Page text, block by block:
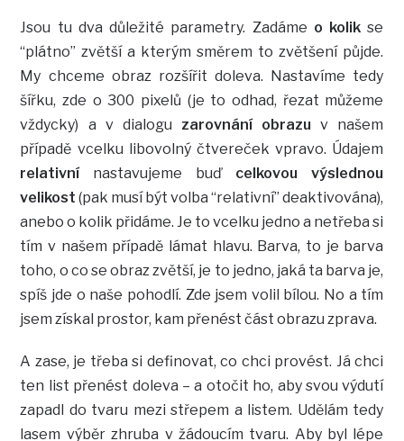
Jsou tu dva důležité parametry. Zadáme o kolik se
“plátno” zvětší a kterým směrem to zvětšení půjde.
My chceme obraz rozšířit doleva. Nastavíme tedy
šířku, zde o 300 pixelů (je to odhad, řezat můžeme
vždycky) a v dialogu zarovnání obrazu v našem
případě vcelku libovolný čtvereček vpravo. Údajem
relativnínastavujeme buď celkovou výslednou
velikost (pak musí být volba “relativní” deaktivována),
anebo o kolik přidáme. Je to vcelku jedno a netřeba si
tím v našem případě lámat hlavu. Barva, to je barva
toho, o co se obraz zvětší, je to jedno, jaká ta barva je,
spíš jde o naše pohodlí. Zde jsem volil bílou. No a tím
jsem získal prostor, kam přenést část obrazu zprava.
A zase, je třeba si definovat, co chci provést. Já chci
ten list přenést doleva – a otočit ho, aby svou výdutí
zapadl do tvaru mezi střepem a listem. Udělám tedy
lasem výběr zhruba v žádoucím tvaru. Aby byl lépe